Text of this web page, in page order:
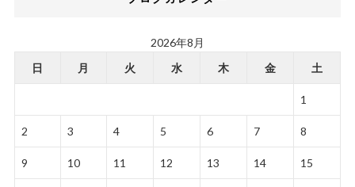
2026年8月
日
月 火 水 木 金 土
1
2 3 4 5 6 7 8
9 10 11 12 13 14 15